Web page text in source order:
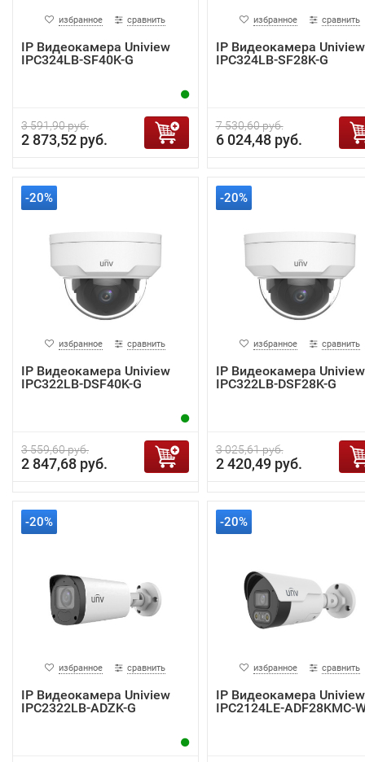
избранное сравнить
IP Видеокамера Uniview
IPC324LB-SF40K-G
3 591,90 руб.
2 873,52 руб.
избранное сравнить
IP Видеокамера Uniview
IPC324LB-SF28K-G
7 530,60 руб.
6 024,48 руб.
-20%
избранное сравнить
IP Видеокамера Uniview
IPC322LB-DSF40K-G
3 559,60 руб.
2 847,68 руб.
-20%
избранное сравнить
IP Видеокамера Uniview
IPC322LB-DSF28K-G
3 025,61 руб.
2 420,49 руб.
-20%
избранное сравнить
IP Видеокамера Uniview
IPC2322LB-ADZK-G
-20%
избранное сравнить
IP Видеокамера Uniview
IPC2124LE-ADF28KMC-